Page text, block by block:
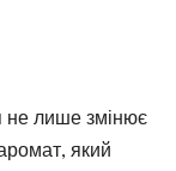
не лише змінює
який